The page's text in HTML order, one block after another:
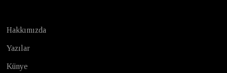
Hakkımızda
Yazılar
Künye